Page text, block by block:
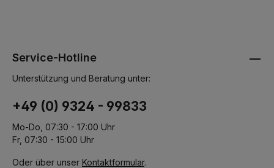
Service-Hotline
Unterstützung und Beratung unter:
+49 (0) 9324 - 99833
Mo-Do, 07:30 - 17:00 Uhr
Fr, 07:30 - 15:00 Uhr
Oder über unser Kontaktformular.